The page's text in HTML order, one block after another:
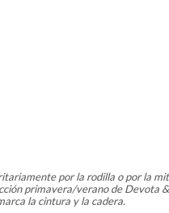
por la rodilla o por la
primavera/verano de Devota
la cintura y la cadera.